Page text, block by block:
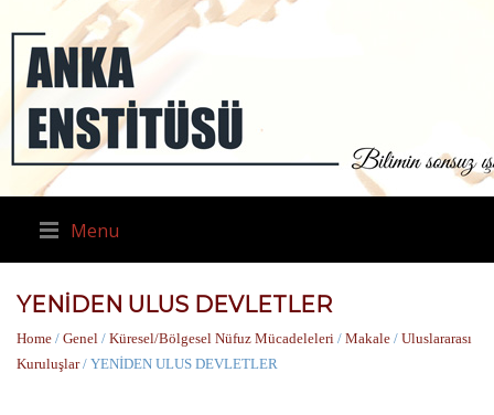
Menu
YENİDEN ULUS DEVLETLER
Home / Genel / Küresel/Bölgesel Nüfuz Mücadeleleri / Makale / Uluslararası
Kuruluşlar/ YENİDEN ULUS DEVLETLER